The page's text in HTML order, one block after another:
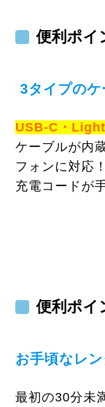
便利ポイ
3タイプの
USB-C・
ケーブルが内
フォンに対応！
充電コードが
便利ポイ
お手頃なレ
最初の30分未